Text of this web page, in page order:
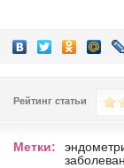
Рейтинг статьи
Метки: